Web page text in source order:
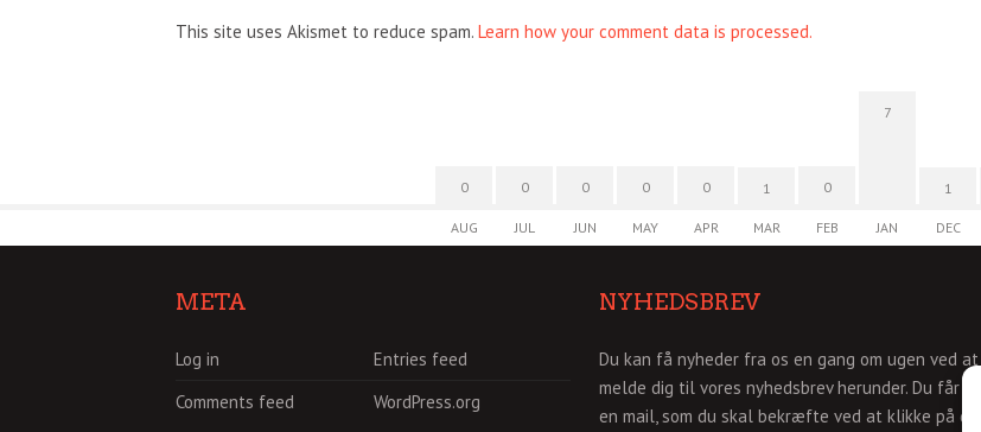
This site uses Akismet to reduce spam. Learn how your comment data is processed.
0
AUG
0
JUL
0
JUN
0
MAY
0
APR
1
MAR
0
FEB
7
JAN
1
DEC
META
Log in
Entries feed
Comments feed
WordPress.org
NYHEDSBREV
Du kan få nyheder fra os en gang om ugen ved at
melde dig til vores nyhedsbrev herunder. Du får så
en mail, som du skal bekræfte ved at klikke på den.